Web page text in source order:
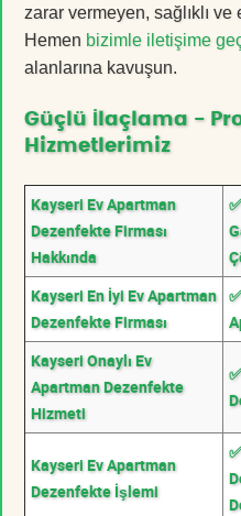
zarar vermeyen, sağlıklı
Hemen bizimle iletişime
alanlarına kavuşun.
Güçlü İlaçlama -
Hizmetlerimiz
Kayseri Ev Apartman
Dezenfekte Firması
Hakkında
Kayseri En İyi Ev Apartman
Dezenfekte Firması
Kayseri Onaylı Ev
Apartman Dezenfekte
Hizmeti
Kayseri Ev Apartman
Dezenfekte İşlemi